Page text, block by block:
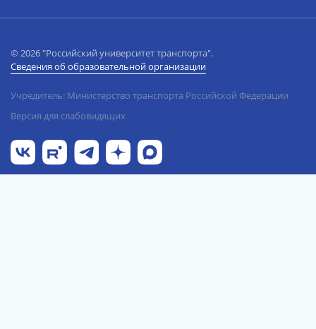
© 2026 "Российский университет транспорта".
Сведения об образовательной организации
Учредитель: Министерство транспорта Российской Федерации
Версия для слабовидящих